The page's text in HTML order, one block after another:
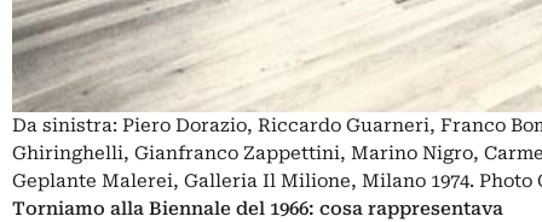
Da sinistra: Piero Dorazio, Riccardo Guarneri, Franco
Ghiringhelli, Gianfranco Zappettini, Marino Nigro,
Geplante Malerei, Galleria Il Milione, Milano 1974. Photo
Torniamo alla Biennale del 1966: cosa rappresentava